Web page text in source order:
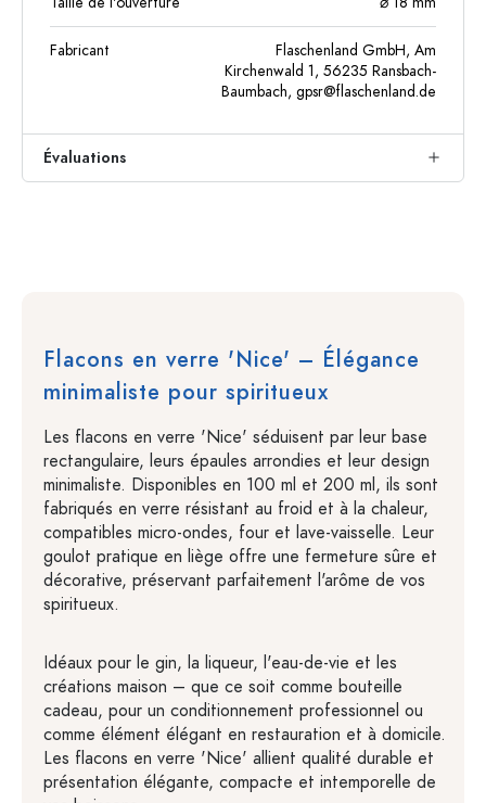
Fabricant
Flaschenland GmbH, Am
Kirchenwald 1, 56235 Ransbach-
Baumbach, gpsr@flaschenland.de
Évaluations
Flacons en verre 'Nice' – Élégance
minimaliste pour spiritueux
Les flacons en verre 'Nice' séduisent par leur base
rectangulaire, leurs épaules arrondies et leur design
minimaliste. Disponibles en 100 ml et 200 ml, ils sont
fabriqués en verre résistant au froid et à la chaleur,
compatibles micro-ondes, four et lave-vaisselle. Leur
goulot pratique en liège offre une fermeture sûre et
décorative, préservant parfaitement l'arôme de vos
spiritueux.
Idéaux pour le gin, la liqueur, l'eau-de-vie et les
créations maison – que ce soit comme bouteille
cadeau, pour un conditionnement professionnel ou
comme élément élégant en restauration et à domicile.
Les flacons en verre 'Nice' allient qualité durable et
présentation élégante, compacte et intemporelle de